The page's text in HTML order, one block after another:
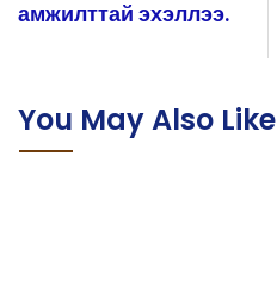
амжилттай эхэллээ.
You May Also Like